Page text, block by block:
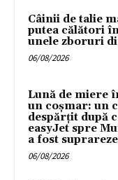
Câinii de talie
putea călători
unele zboruri
06/08/2026
Lună de miere
un coșmar: un
despărțit după
easyJet spre
a fost
06/08/2026